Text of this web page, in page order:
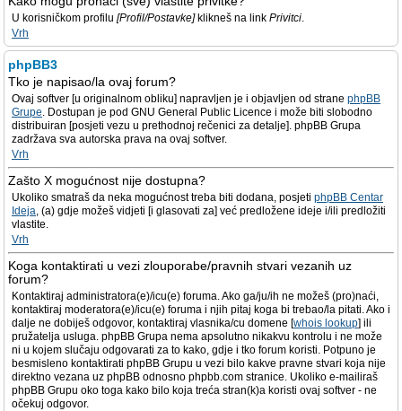
U korisničkom profilu [Profil/Postavke]klikneš na link Privitci.
Vrh
phpBB3
Tko je napisao/la ovaj forum?
Ovaj softver [u originalnom obliku] napravljen je i objavljen od strane phpBB
Grupe. Dostupan je pod GNU General Public Licence i može biti slobodno
distribuiran [posjeti vezu u prethodnoj rečenici za detalje]. phpBB Grupa
zadržava sva autorska prava na ovaj softver.
Vrh
Zašto X mogućnost nije dostupna?
Ukoliko smatraš da neka mogućnost treba biti dodana, posjeti phpBB Centar
Ideja, (a) gdje možeš vidjeti [i glasovati za] već predložene ideje i/ili predložiti
vlastite.
Vrh
Koga kontaktirati u vezi zlouporabe/pravnih stvari vezanih uz
forum?
Kontaktiraj administratora(e)/icu(e) foruma. Ako ga/ju/ih ne možeš (pro)naći,
kontaktiraj moderatora(e)/icu(e) foruma i njih pitaj koga bi trebao/la pitati. Ako i
dalje ne dobiješ odgovor, kontaktiraj vlasnika/cu domene [whois lookup] ili
pružatelja usluga. phpBB Grupa nema apsolutno nikakvu kontrolu i ne može
ni u kojem slučaju odgovarati za to kako, gdje i tko forum koristi. Potpuno je
besmisleno kontaktirati phpBB Grupu u vezi bilo kakve pravne stvari koja nije
direktno vezana uz phpBB odnosno phpbb.com stranice. Ukoliko e-mailiraš
phpBB Grupu oko toga kako bilo koja treća stran(k)a koristi ovaj softver - ne
očekuj odgovor.